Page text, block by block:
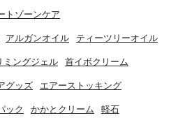
トゾーンケア
アルガンオイル ティーツリーオイル
ミングジェル 首イボクリーム
グッズ エアーストッキング
ック かかとクリーム 軽石